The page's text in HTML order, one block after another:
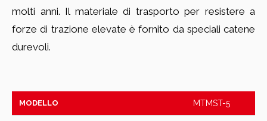
molti anni. Il materiale di trasporto per resistere a
forze di trazione elevate è fornito da speciali catene
durevoli.
MODELLO MTMST-5